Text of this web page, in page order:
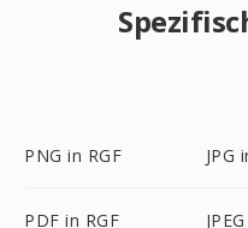
PNG in RGF JPG
PDF in RGF